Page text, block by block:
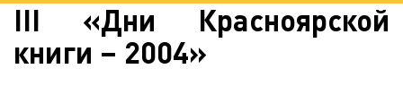
III «Дни Красноярской
книги – 2004»